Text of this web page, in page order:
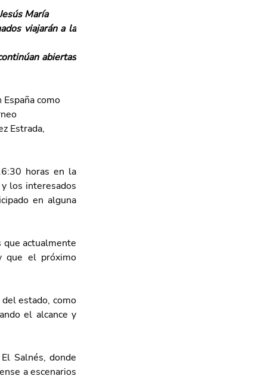
María
viajarán a la
abiertas
como
Estrada,
horas en la
los interesados
en alguna
que actualmente
que el próximo
estado, como
el alcance y
Salnés, donde
a escenarios